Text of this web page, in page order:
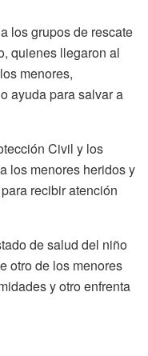
los grupos de rescate
quienes llegaron al
menores,
ayuda para salvar a
Civil y los
los menores heridos y
recibir atención
de salud del niño
otro de los menores
y otro enfrenta